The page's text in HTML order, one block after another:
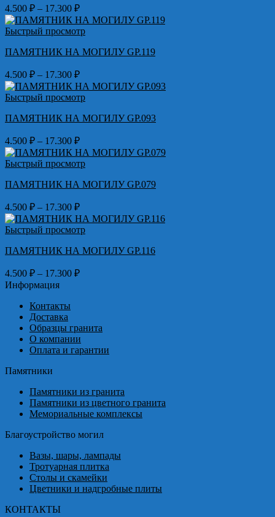
4.500 ₽ – 17.300 ₽Диапазон
цен:
4.500 ₽
17.300 ₽
Быстрый просмотр
ПАМЯТНИК НА МОГИЛУ GP.119
4.500 ₽ – 17.300 ₽Диапазон
цен:
4.500 ₽
17.300 ₽
Быстрый просмотр
ПАМЯТНИК НА МОГИЛУ GP.093
4.500 ₽ – 17.300 ₽Диапазон
цен:
4.500 ₽
17.300 ₽
Быстрый просмотр
ПАМЯТНИК НА МОГИЛУ GP.079
4.500 ₽ – 17.300 ₽Диапазон
цен:
4.500 ₽
17.300 ₽
Быстрый просмотр
ПАМЯТНИК НА МОГИЛУ GP.116
4.500 ₽ – 17.300 ₽Диапазон
Информация
Контакты
Доставка
Образцы гранита
О компании
Оплата и гарантии
Памятники
Памятники из гранита
Памятники из цветного гранита
Мемориальные комплексы
Благоустройство могил
Вазы, шары, лампады
Тротуарная плитка
Столы и скамейки
Цветники и надгробные плиты
КОНТАКТЫ